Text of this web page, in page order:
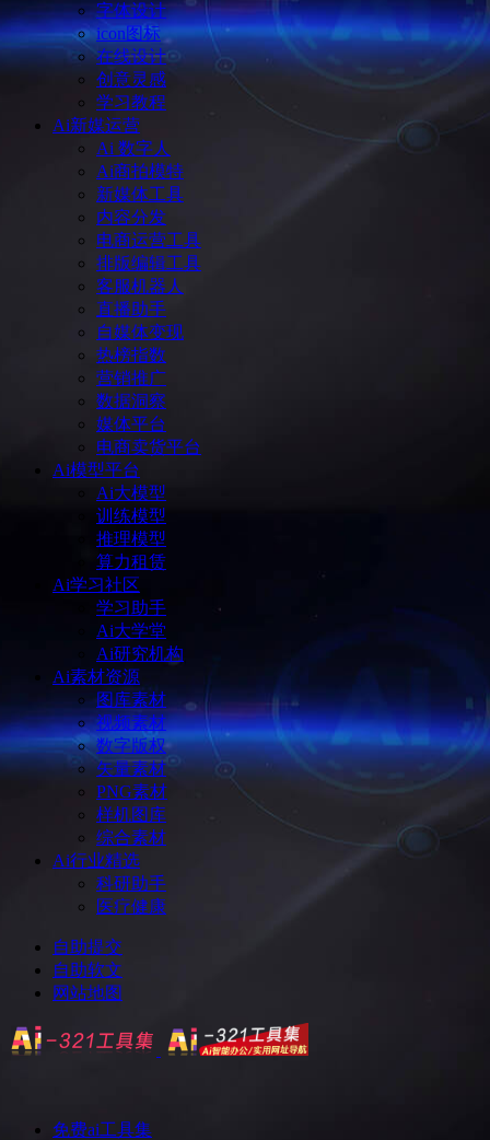
字体设计
icon图标
在线设计
创意灵感
学习教程
Ai新媒运营
Ai 数字人
Ai商拍模特
新媒体工具
内容分发
电商运营工具
排版编辑工具
客服机器人
直播助手
自媒体变现
热榜指数
营销推广
数据洞察
媒体平台
电商卖货平台
Ai模型平台
Ai大模型
训练模型
推理模型
算力租赁
Ai学习社区
学习助手
Ai大学堂
Ai研究机构
Ai素材资源
图库素材
视频素材
数字版权
矢量素材
PNG素材
样机图库
综合素材
Ai行业精选
科研助手
医疗健康
自助提交
自助软文
网站地图
免费ai工具集